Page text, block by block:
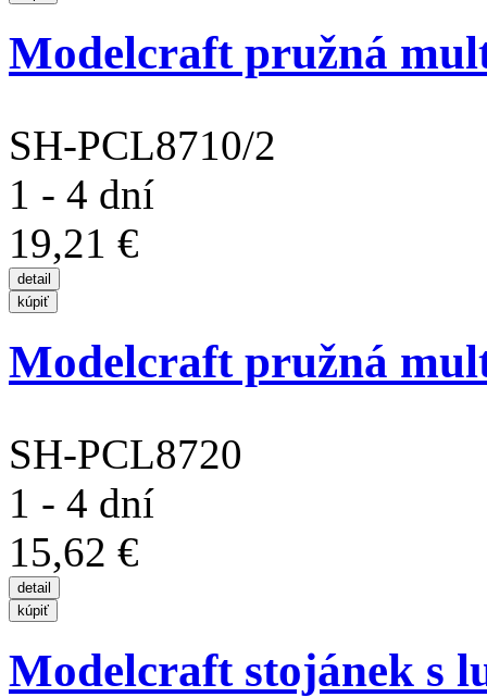
Modelcraft pružná
SH-PCL8710/2
1 - 4 dní
19,21 €
Modelcraft pružná
SH-PCL8720
1 - 4 dní
15,62 €
Modelcraft stojánek s